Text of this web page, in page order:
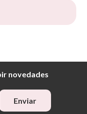
novedades
Enviar